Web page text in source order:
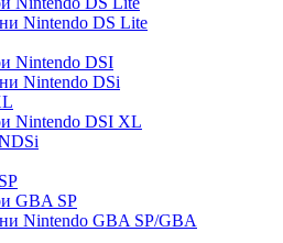
Nintendo DS Lite
Nintendo DSI
Nintendo DSi
Nintendo DSI XL
GBA SP
Nintendo GBA SP/GBA